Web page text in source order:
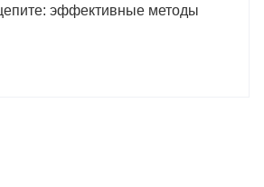
эффективные методы